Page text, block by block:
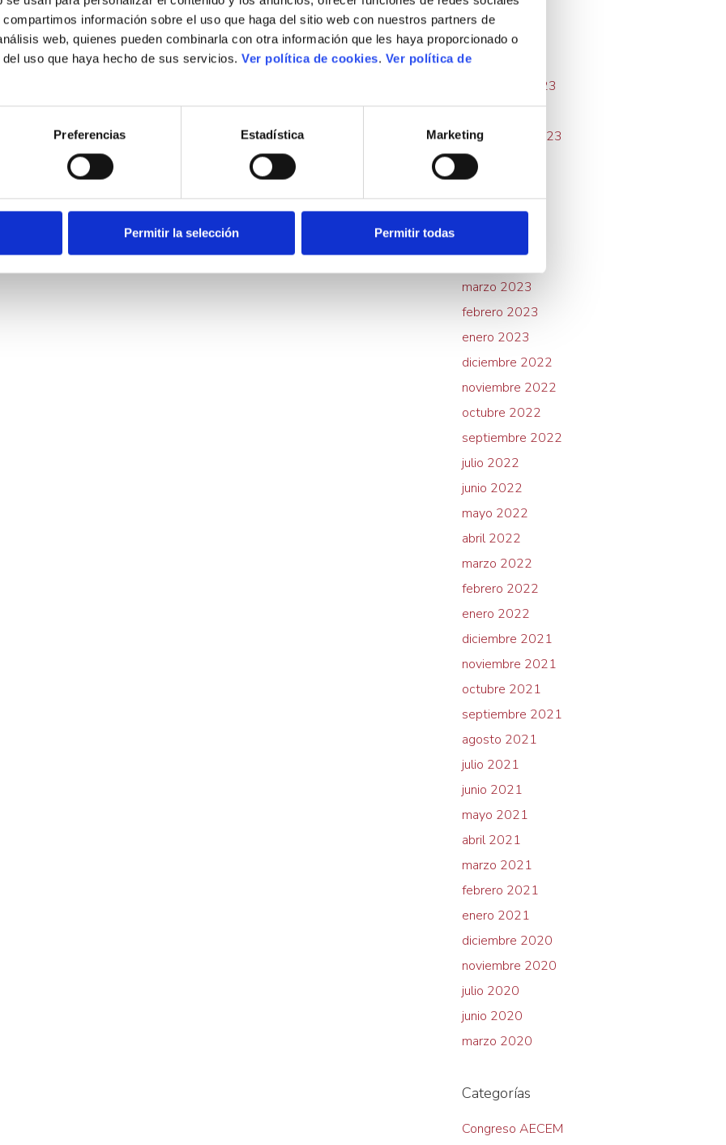
información sobre el uso que haga del sitio web con nuestros partners de
web, quienes pueden combinarla con otra información que les haya proporcionado o
uso que haya hecho de sus servicios. Ver política de cookies. Ver política de
Preferencias Estadística Marketing
Permitir la selección Permitir todas
mayo 2024
febrero 2024
enero 2024
noviembre 2023
octubre 2023
septiembre 2023
agosto 2023
junio 2023
marzo 2023
febrero 2023
enero 2023
diciembre 2022
noviembre 2022
octubre 2022
septiembre 2022
julio 2022
junio 2022
mayo 2022
abril 2022
marzo 2022
febrero 2022
enero 2022
diciembre 2021
noviembre 2021
octubre 2021
septiembre 2021
agosto 2021
julio 2021
junio 2021
mayo 2021
abril 2021
marzo 2021
febrero 2021
enero 2021
diciembre 2020
noviembre 2020
julio 2020
junio 2020
marzo 2020
Categorías
Congreso AECEM